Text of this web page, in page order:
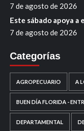
7 de agosto de 2026
Este sábado apoya a
7 de agosto de 2026
Categorías
AGROPECUARIO A
BUEN DÍA FLORIDA -
DEPARTAMENTAL